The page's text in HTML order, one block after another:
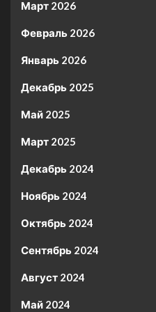
Март 2026
Февраль 2026
Январь 2026
Декабрь 2025
Май 2025
Март 2025
Декабрь 2024
Ноябрь 2024
Октябрь 2024
Сентябрь 2024
Август 2024
Май 2024